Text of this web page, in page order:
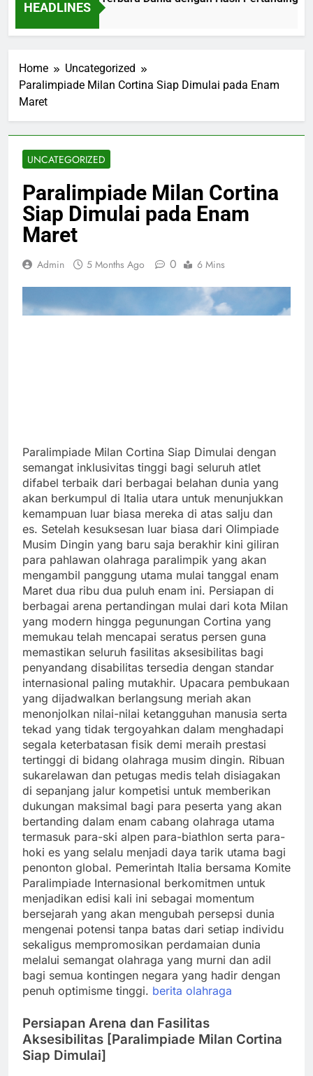
HEADLINES
2 Months Ago
Home
Uncategorized
Paralimpiade Milan Cortina Siap Dimulai pada Enam
Maret
UNCATEGORIZED
Paralimpiade Milan Cortina
Siap Dimulai pada Enam
Maret
Admin 5 Months Ago 0 6 Mins
Paralimpiade Milan Cortina Siap Dimulai dengan
semangat inklusivitas tinggi bagi seluruh atlet
difabel terbaik dari berbagai belahan dunia yang
akan berkumpul di Italia utara untuk menunjukkan
kemampuan luar biasa mereka di atas salju dan
es. Setelah kesuksesan luar biasa dari Olimpiade
Musim Dingin yang baru saja berakhir kini giliran
para pahlawan olahraga paralimpik yang akan
mengambil panggung utama mulai tanggal enam
Maret dua ribu dua puluh enam ini. Persiapan di
berbagai arena pertandingan mulai dari kota Milan
yang modern hingga pegunungan Cortina yang
memukau telah mencapai seratus persen guna
memastikan seluruh fasilitas aksesibilitas bagi
penyandang disabilitas tersedia dengan standar
internasional paling mutakhir. Upacara pembukaan
yang dijadwalkan berlangsung meriah akan
menonjolkan nilai-nilai ketangguhan manusia serta
tekad yang tidak tergoyahkan dalam menghadapi
segala keterbatasan fisik demi meraih prestasi
tertinggi di bidang olahraga musim dingin. Ribuan
sukarelawan dan petugas medis telah disiagakan
di sepanjang jalur kompetisi untuk memberikan
dukungan maksimal bagi para peserta yang akan
bertanding dalam enam cabang olahraga utama
termasuk para-ski alpen para-biathlon serta para-
hoki es yang selalu menjadi daya tarik utama bagi
penonton global. Pemerintah Italia bersama Komite
Paralimpiade Internasional berkomitmen untuk
menjadikan edisi kali ini sebagai momentum
bersejarah yang akan mengubah persepsi dunia
mengenai potensi tanpa batas dari setiap individu
sekaligus mempromosikan perdamaian dunia
melalui semangat olahraga yang murni dan adil
bagi semua kontingen negara yang hadir dengan
penuh optimisme tinggi. berita olahraga
Persiapan Arena dan Fasilitas
Aksesibilitas [Paralimpiade Milan Cortina
Siap Dimulai]